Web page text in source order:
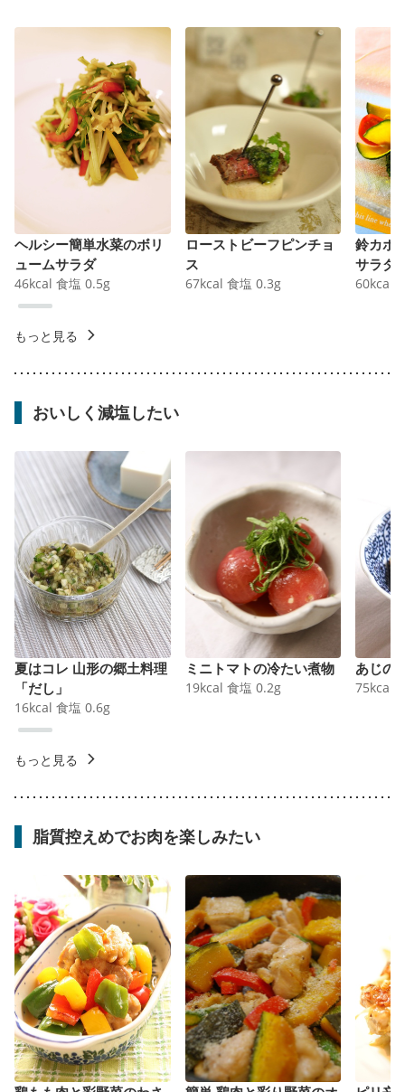
ヘルシー簡単水菜のボリ
ュームサラダ
46kcal 食塩 0.5g
ローストビーフピンチョ
ス
67kcal 食塩 0.3g
鈴カボ
サラダ
60kcal
もっと見る
おいしく減塩したい
夏はコレ 山形の郷土料理
「だし」
16kcal 食塩 0.6g
ミニトマトの冷たい煮物
19kcal 食塩 0.2g
あじの
75kcal
もっと見る
脂質控えめでお肉を楽しみたい